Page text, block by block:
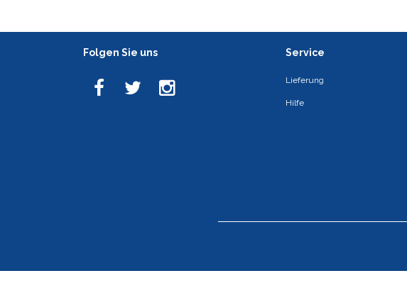
Folgen Sie uns Service
Lieferung
Hilfe